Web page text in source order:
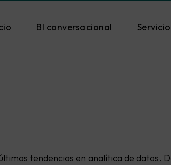
BI conversacional
tendencias en analítica de datos.